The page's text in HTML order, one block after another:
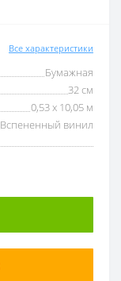
Все характеристики
Бумажная
32 см
0,53 x 10,05 м
Вспененный винил